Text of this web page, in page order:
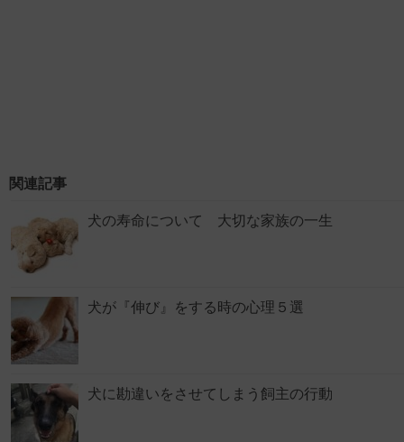
関連記事
犬の寿命について 大切な家族の一生
犬が『伸び』をする時の心理５選
犬に勘違いをさせてしまう飼主の行動